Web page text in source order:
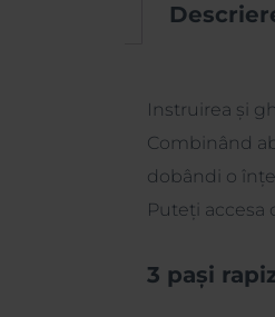
Instruirea și
Combinând
dobândi o
Puteți accesa
3 pași